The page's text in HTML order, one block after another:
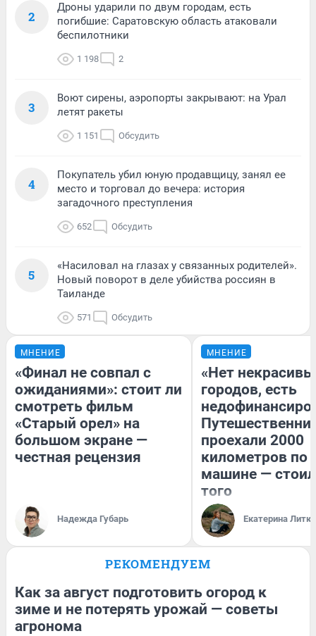
2
Дроны ударили по двум городам, есть
погибшие: Саратовскую область атаковали
беспилотники
1 198 2
3
Воют сирены, аэропорты закрывают: на Урал
летят ракеты
1 151 Обсудить
4
Покупатель убил юную продавщицу, занял ее
место и торговал до вечера: история
загадочного преступления
652 Обсудить
5
«Насиловал на глазах у связанных родителей».
Новый поворот в деле убийства россиян в
Таиланде
571 Обсудить
МНЕНИЕ
«Финал не совпал с
ожиданиями»: стоит ли
смотреть фильм
«Старый орел» на
большом экране —
честная рецензия
Надежда Губарь
МНЕНИЕ
«Нет
городов, есть
проехали 2000
километров по
машине —
того
Екатерина
РЕКОМЕНДУЕМ
Как за август подготовить огород к
зиме и не потерять урожай — советы
агронома